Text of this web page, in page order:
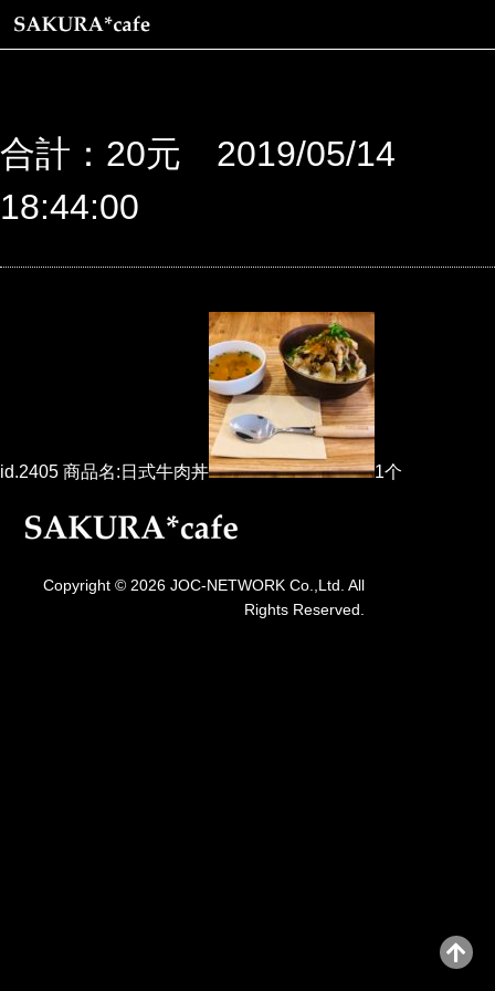
合計：20元 2019/05/14
18:44:00
id.2405 商品名:日式牛肉丼 1个
Copyright © 2026 JOC-NETWORK Co.,Ltd. All
Rights Reserved.